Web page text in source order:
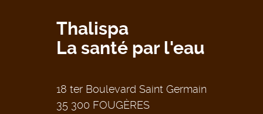
Thalispa
La santé par l'eau
18 ter Boulevard Saint Germain
35 300 FOUGÈRES